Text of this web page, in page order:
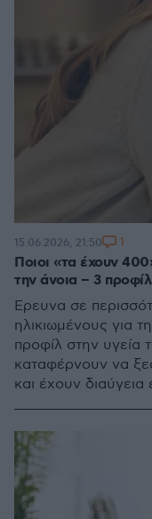
Ποιοι «τα έχουν
την άνοια – 3
Έρευνα σε
ηλικιωμένους για
προφίλ στην υγεία
καταφέρνουν να
και έχουν
15.06.2026, 21:50 1